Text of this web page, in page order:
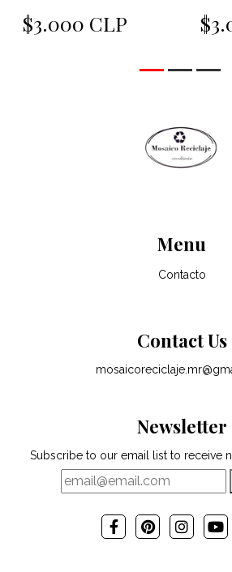
$3.000 CLP
Menu
Contacto
Contact Us
Newsletter
Subscribe to our email list to receive